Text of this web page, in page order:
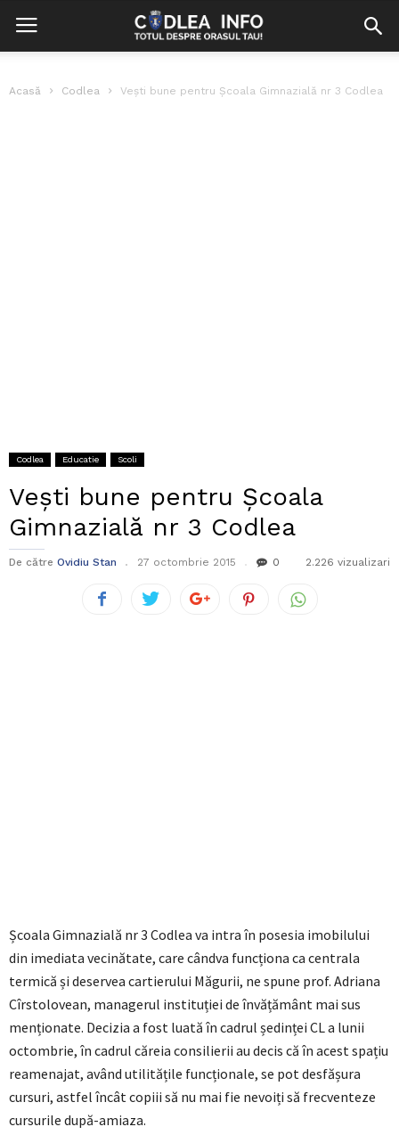
Acasă Codlea Vești bune pentru Școala Gimnazială nr 3 Codlea
Codlea Educatie Scoli
Vești bune pentru Școala
Gimnazială nr 3 Codlea
De către Ovidiu Stan 27 octombrie 2015 0 2.226 vizualizari
Școala Gimnazială nr 3 Codlea va intra în posesia imobilului
din imediata vecinătate, care cândva funcționa ca centrala
termică și deservea cartierului Măgurii, ne spune prof. Adriana
Cîrstolovean, managerul instituției de învățământ mai sus
menționate. Decizia a fost luată în cadrul ședinței CL a lunii
octombrie, în cadrul căreia consilierii au decis că în acest spațiu
reamenajat, având utilitățile funcționale, se pot desfășura
cursuri, astfel încât copiii să nu mai fie nevoiți să frecventeze
cursurile după-amiaza.